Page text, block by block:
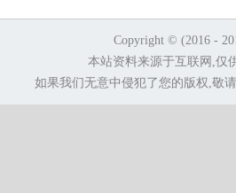
Copyright © (2016 -
本站资料来源于互联网,仅
如果我们无意中侵犯了您的版权,敬